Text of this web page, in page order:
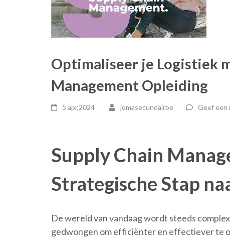
Optimaliseer je Logistiek
Management Opleiding
5 apr,2024 jomasecundairbe Geef een
Supply Chain
Strategische Stap
De wereld van vandaag wordt steeds
gedwongen om efficiënter en effectiever te